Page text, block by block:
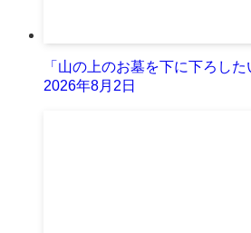
「山の上のお墓を下に下ろし
2026年8月2日